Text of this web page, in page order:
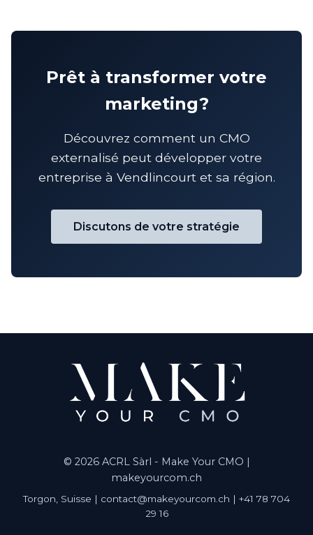
Prêt à transformer votre
marketing?
Découvrez comment un CMO
externalisé peut développer votre
entreprise à Vendlincourt et sa région.
Discutons de votre stratégie
© 2026 ACRL Sàrl - Make Your CMO |
makeyourcom.ch
Torgon, Suisse | contact@makeyourcom.ch | +41 78 704
29 16